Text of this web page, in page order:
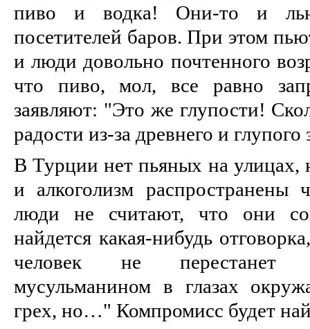
пиво и водка! Они-то и
посетителей баров. При этом
и люди довольно почтенного
что пиво, мол, все равно
заявляют: "Это же глупости!
радости из-за древнего и глупого
В Турции нет пьяных на улицах,
и алкоголизм распространены
люди не считают, что они
найдется какая-нибудь
человек не перестанет
мусульманином в глазах
грех, но…" Компромисс будет